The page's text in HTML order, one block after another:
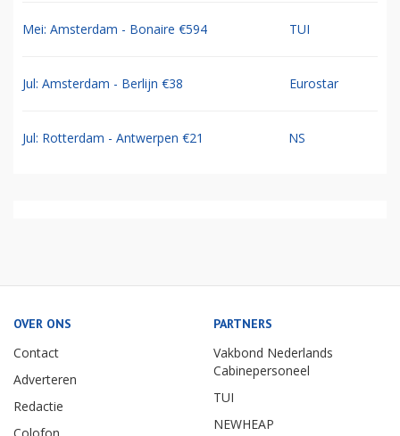
Mei: Amsterdam - Bonaire €594 TUI
Jul: Amsterdam - Berlijn €38 Eurostar
Jul: Rotterdam - Antwerpen €21 NS
OVER ONS
Contact
Adverteren
Redactie
PARTNERS
Vakbond Nederlands
Cabinepersoneel
TUI
NEWHEAP